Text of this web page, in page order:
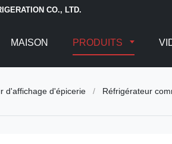
CO., LTD.
MAISON PRODUITS
d'affichage d'épicerie / Réfrigérateur